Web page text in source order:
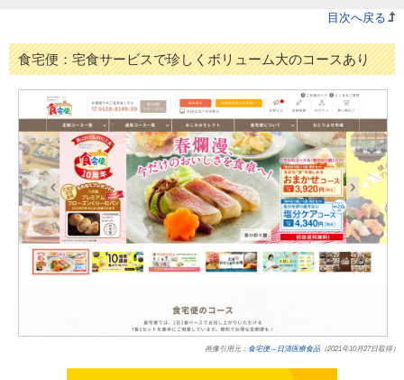
目次へ戻る
食宅便：宅食サービスで珍しくボリューム大のコースあり
画像引用元： 食宅便 – 日清医療食品 （2021年10月27日取得）